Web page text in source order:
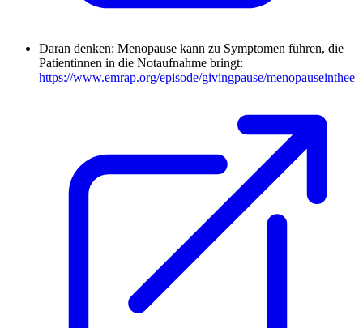
Daran denken: Menopause kann zu Symptomen führen, die
Patientinnen in die Notaufnahme bringt:
https://www.emrap.org/episode/givingpause/menopauseinthee